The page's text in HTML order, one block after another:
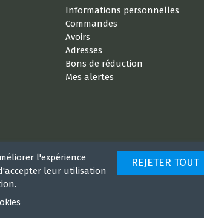
Informations personnelles
Commandes
Avoirs
Adresses
Bons de réduction
Mes alertes
l'expérience
leur utilisation
REJETER TOUT